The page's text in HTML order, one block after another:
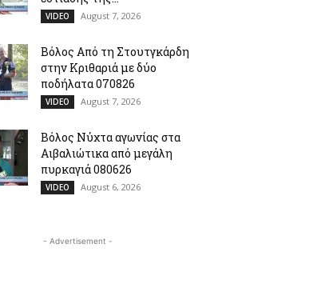
VIDEO August 7, 2026
Βόλος Από τη Στουτγκάρδη
στην Κριθαριά με δύο
ποδήλατα 070826
VIDEO August 7, 2026
Βόλος Νύχτα αγωνίας στα
Αιβαλιώτικα από μεγάλη
πυρκαγιά 080626
VIDEO August 6, 2026
- Advertisement -